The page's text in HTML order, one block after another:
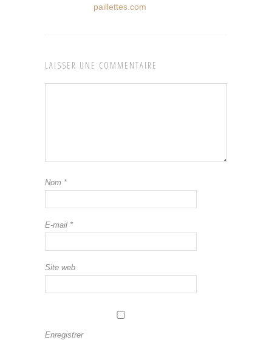
paillettes.com
LAISSER UNE COMMENTAIRE
Nom *
E-mail *
Site web
Enregistrer